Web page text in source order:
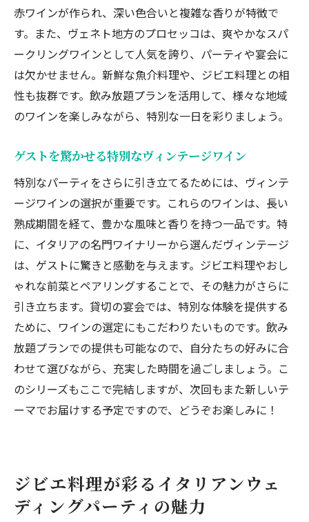
ゲストを笑顔にするサプライズ企画
感謝の気持ちを伝えるプレゼントの提案
赤ワインが作られ、深い色合いと複雑な香りが特徴で
す。また、ヴェネト地方のプロセッコは、爽やかなスパ
ークリングワインとして人気を誇り、パーティや宴会に
は欠かせません。新鮮な魚介料理や、ジビエ料理との相
性も抜群です。飲み放題プランを活用して、様々な地域
のワインを楽しみながら、特別な一日を彩りましょう。
ゲストを驚かせる特別なヴィンテージワイン
特別なパーティをさらに引き立てるためには、ヴィンテ
ージワインの選択が重要です。これらのワインは、長い
熟成期間を経て、豊かな風味と香りを持つ一品です。特
に、イタリアの名門ワイナリーから選んだヴィンテージ
は、ゲストに驚きと感動を与えます。ジビエ料理やおし
ゃれな前菜とペアリングすることで、その魅力がさらに
引き立ちます。貸切の宴会では、特別な体験を提供する
ために、ワインの選定にもこだわりたいものです。飲み
放題プランでの提供も可能なので、自分たちの好みに合
わせて選びながら、充実した時間を過ごしましょう。こ
のシリーズもここで完結しますが、次回もまた新しいテ
ーマでお届けする予定ですので、どうぞお楽しみに！
ジビエ料理が彩るイタリアンウェ
ディングパーティの魅力